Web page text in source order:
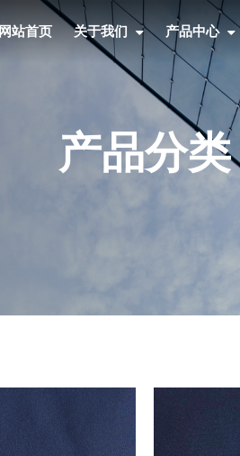
网站首页 关于我们 产品中心
产品分类